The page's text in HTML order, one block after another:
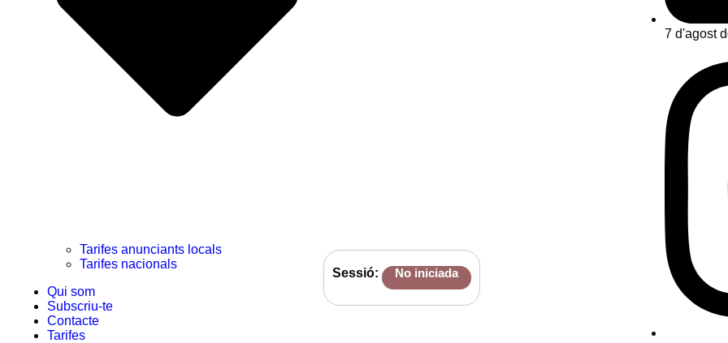
Tarifes anunciants locals
Tarifes nacionals
Qui som
Subscriu-te
Contacte
Tarifes
Sessió: No iniciada
7 d'agost